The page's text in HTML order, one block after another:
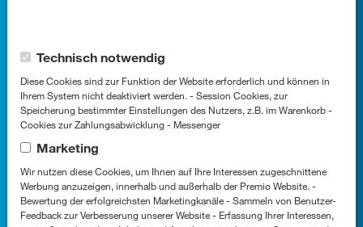
Standort
Widdersdorfer Str. 399, 50933
Köln
So erreichen Sie uns
Cookie-Kategorien
Technisch notwendig
Diese Cookies sind zur Funktion der Website erforderlich und können in
Ihrem System nicht deaktiviert werden. - Session Cookies, zur
Speicherung bestimmter Einstellungen des Nutzers, z.B. im Warenkorb -
Cookies zur Zahlungsabwicklung - Messenger
Marketing
Wir nutzen diese Cookies, um Ihnen auf Ihre Interessen zugeschnittene
Werbung anzuzeigen, innerhalb und außerhalb der Premio Website. -
Bewertung der erfolgreichsten Marketingkanäle - Sammeln von Benutzer-
Feedback zur Verbesserung unserer Website - Erfassung Ihrer Interessen,